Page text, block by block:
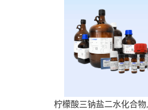
柠檬酸三钠盐二水化合物